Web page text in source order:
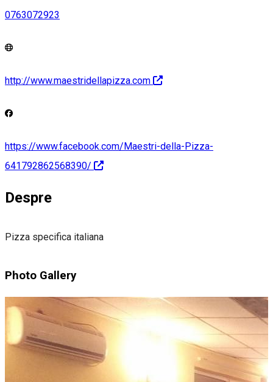
0763072923
http://www.maestridellapizza.com
https://www.facebook.com/Maestri-della-Pizza-
641792862568390/
Despre
Pizza specifica italiana
Photo Gallery